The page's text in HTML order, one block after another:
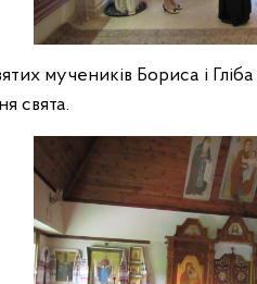
мучеників Бориса і
свята.